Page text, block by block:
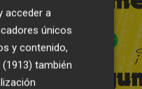
acceder a
únicos
y contenido,
también